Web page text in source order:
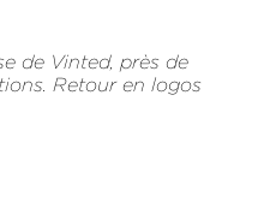
de Vinted, près de
Retour en logos